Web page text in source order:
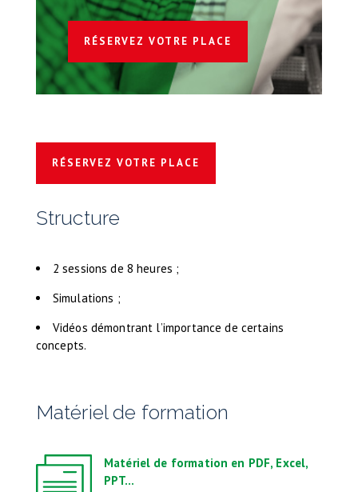
RÉSERVEZ VOTRE PLACE
RÉSERVEZ VOTRE PLACE
Structure
2 sessions de 8 heures ;
Simulations ;
Vidéos démontrant l’importance de certains
concepts.
Matériel de formation
Matériel de formation en PDF, Excel,
PPT…